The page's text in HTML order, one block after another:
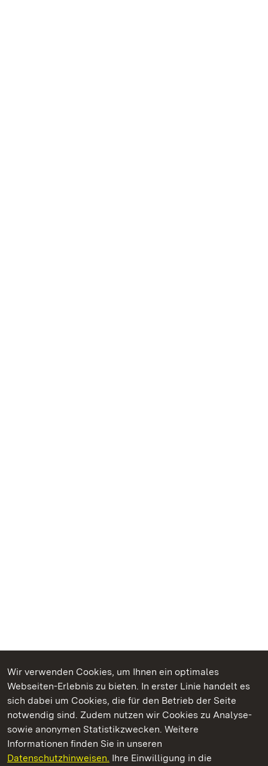
Wir verwenden Cookies, um Ihnen ein optimales
Webseiten-Erlebnis zu bieten. In erster Linie handelt es
sich dabei um Cookies, die für den Betrieb der Seite
notwendig sind. Zudem nutzen wir Cookies zu Analyse-
sowie anonymen Statistikzwecken. Weitere
Informationen finden Sie in unseren
Datenschutzhinweisen. Ihre Einwilligung in die
Kommen. Staunen. Genießen.
Staatliche Schlösser und Gärten Baden‑Württemberg